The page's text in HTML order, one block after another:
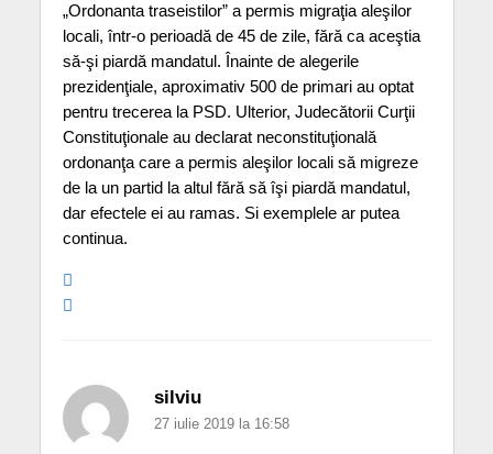
„Ordonanta traseistilor” a permis migraţia aleşilor
locali, într-o perioadă de 45 de zile, fără ca aceştia
să-şi piardă mandatul. Înainte de alegerile
prezidenţiale, aproximativ 500 de primari au optat
pentru trecerea la PSD. Ulterior, Judecătorii Curţii
Constituţionale au declarat neconstituţională
ordonanţa care a permis aleşilor locali să migreze
de la un partid la altul fără să îşi piardă mandatul,
dar efectele ei au ramas. Si exemplele ar putea
continua.
silviu
27 iulie 2019 la 16:58